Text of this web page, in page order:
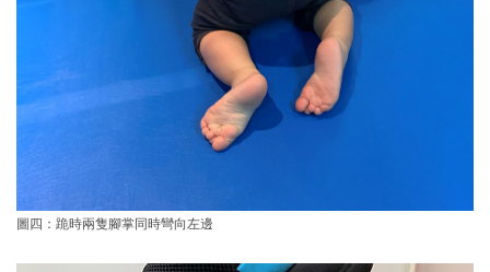
圖四：跪時兩隻腳掌同時彎向左邊